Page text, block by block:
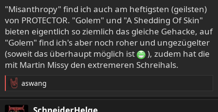
"Misanthropy" find ich auch am heftigsten (geilsten)
von PROTECTOR. "Golem" und "A Shedding Of Skin"
bieten eigentlich so ziemlich das gleiche Gehacke, auf
"Golem" find ich's aber noch roher und ungezügelter
(soweit das überhaupt möglich ist
), zudem hat die
mit Martin Missy den extremeren Schreihals.
R
e
a
aswang